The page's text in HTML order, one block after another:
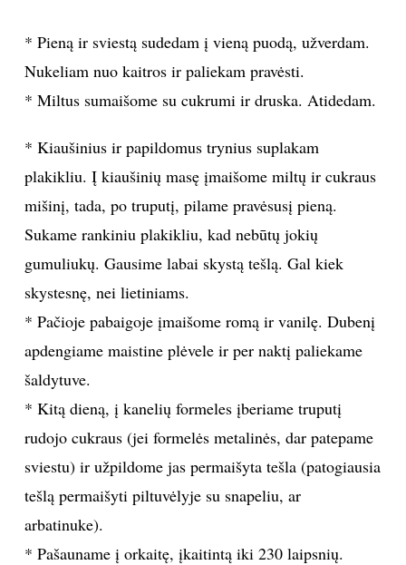
Prenumeruodami portalą,
Jūs sutinkate su
taisyklėmis
* Pieną ir sviestą sudedam į vieną puodą, užverdam.
Nukeliam nuo kaitros ir paliekam pravėsti.
* Miltus sumaišome su cukrumi ir druska. Atidedam.
* Kiaušinius ir papildomus trynius suplakam
plakikliu. Į kiaušinių masę įmaišome miltų ir cukraus
mišinį, tada, po truputį, pilame pravėsusį pieną.
Sukame rankiniu plakikliu, kad nebūtų jokių
gumuliukų. Gausime labai skystą tešlą. Gal kiek
skystesnę, nei lietiniams.
* Pačioje pabaigoje įmaišome romą ir vanilę. Dubenį
apdengiame maistine plėvele ir per naktį paliekame
šaldytuve.
* Kitą dieną, į kanelių formeles įberiame truputį
rudojo cukraus (jei formelės metalinės, dar patepame
sviestu) ir užpildome jas permaišyta tešla (patogiausia
tešlą permaišyti piltuvėlyje su snapeliu, ar
arbatinuke).
* Pašauname į orkaitę, įkaitintą iki 230 laipsnių.